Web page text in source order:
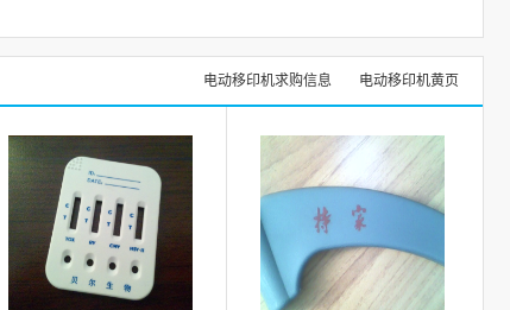
电动移印机求购信息 电动移印机黄页